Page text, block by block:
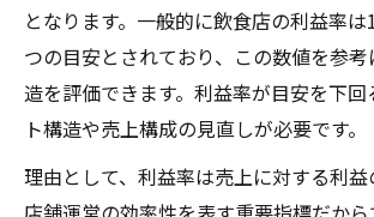
となります。一般的に飲食店の利益率
つの目安とされており、この数値を参
造を評価できます。利益率が目安を下
ト構造や売上構成の見直しが必要です。
理由として、利益率は売上に対する利益